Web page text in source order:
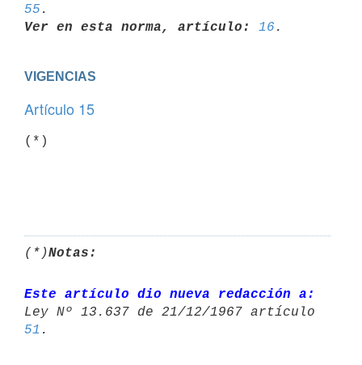
55
Ver en esta norma, artículo:
16
VIGENCIAS
Artículo 15
(*)
(*)Notas:
Este artículo dio nueva redacción a:
51